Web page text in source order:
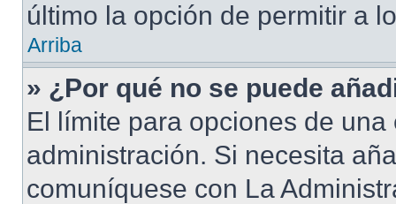
último la opción de permitir a
Arriba
» ¿Por qué no se puede
El límite para opciones de
administración. Si necesita
comuníquese con La